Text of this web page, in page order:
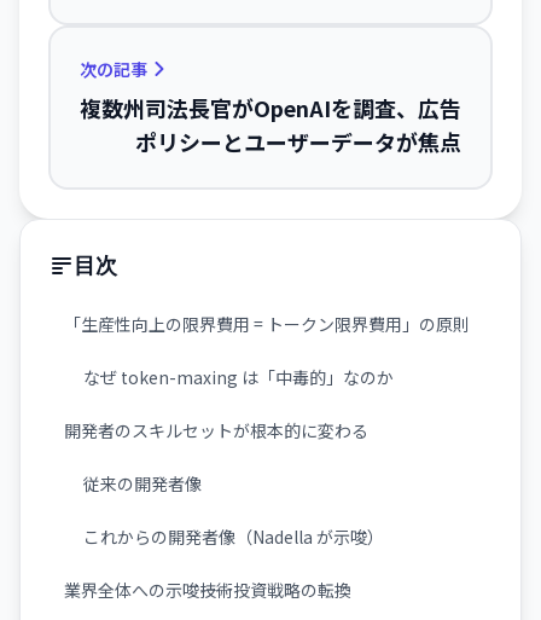
次の記事
複数州司法長官がOpenAIを調査、広告
ポリシーとユーザーデータが焦点
目次
「生産性向上の限界費用 = トークン限界費用」の原則
なぜ token-maxing は「中毒的」なのか
開発者のスキルセットが根本的に変わる
従来の開発者像
これからの開発者像（Nadella が示唆）
業界全体への示唆――技術投資戦略の転換